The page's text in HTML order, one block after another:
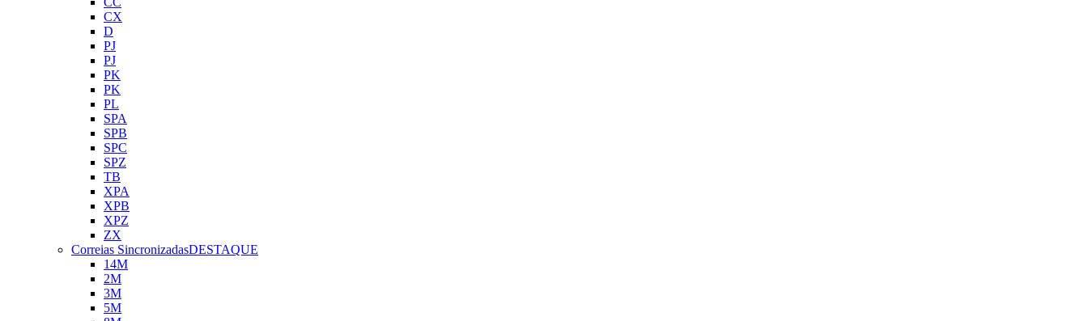
CX
D
PJ
PJ
PK
PK
PL
SPA
SPB
SPC
SPZ
TB
XPA
XPB
XPZ
ZX
Correias SincronizadasDESTAQUE
14M
2M
3M
5M